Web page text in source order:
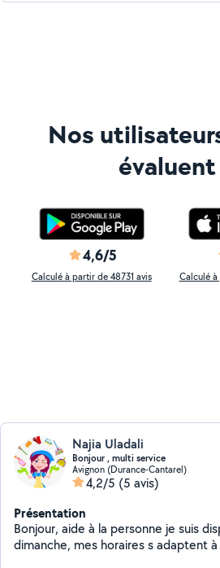
Nos
évaluent
4,6/5
Calculé à partir de 48731 avis Calculé
Najia Uladali
Bonjour , multi service
Avignon (Durance-Cantarel)
4,2/5 (5 avis)
Présentation
Bonjour, aide à la personne je suis
dimanche, mes horaires s adaptent